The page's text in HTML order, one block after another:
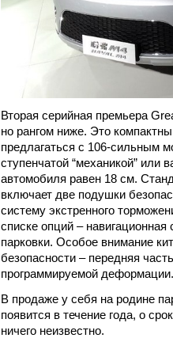
Вторая серийная премьера
но рангом ниже. Это
предлагаться с 106-сильным
ступенчатой “механикой” или
автомобиля равен 18 см.
включает две подушки
систему экстренного
списке опций –
парковки. Особое внимание
безопасности – передняя
программируемой
В продаже у себя на родине
появится в течение года, о
ничего неизвестно.